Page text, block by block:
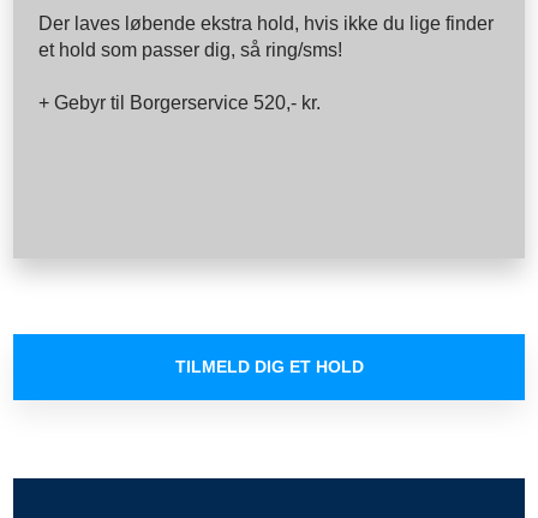
Der laves løbende ekstra hold, hvis ikke du lige finder
et hold som passer dig, så ring/sms!
+ Gebyr til Borgerservice 520,- kr.
TILMELD DIG ET HOLD